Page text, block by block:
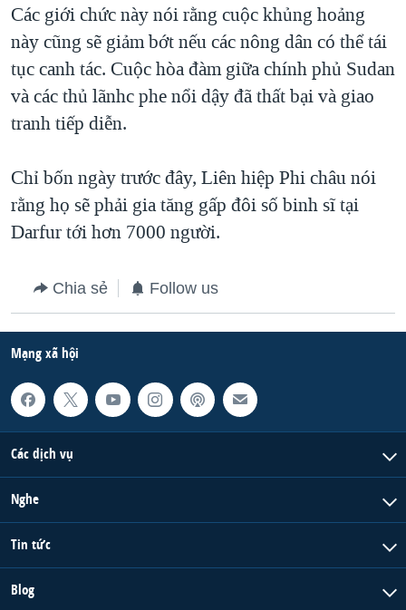
THỂ THAO
GIÁO DỤC
CHI PHÍ CHIẾN TRANH AFGHANISTAN
CÁC GIÁ TRỊ CỘNG HÒA Ở VIỆT NAM
THƯỢNG ĐỈNH TRUMP-KIM TẠI VIỆT NAM
TRỊNH VĨNH BÌNH VS. CHÍNH PHỦ VIỆT NAM
BÊN KIA QUỐC LỘ: TIẾNG VỌNG TỪ NÔNG THÔN MỸ
QUAN HỆ VIỆT MỸ
Các giới chức này nói rằng cuộc khủng hoảng
này cũng sẽ giảm bớt nếu các nông dân có thể tái
tục canh tác. Cuộc hòa đàm giữa chính phủ Sudan
và các thủ lãnhc phe nổi dậy đã thất bại và giao
tranh tiếp diễn.
Chỉ bốn ngày trước đây, Liên hiệp Phi châu nói
rằng họ sẽ phải gia tăng gấp đôi số binh sĩ tại
Darfur tới hơn 7000 người.
Chia sẻ Follow us
Mạng xã hội
Các dịch vụ
Nghe
Tin tức
Blog